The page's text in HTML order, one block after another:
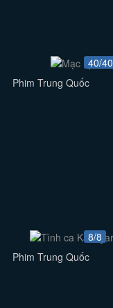
40/40
Phim Trung Quốc
8/8
Phim Trung Quốc